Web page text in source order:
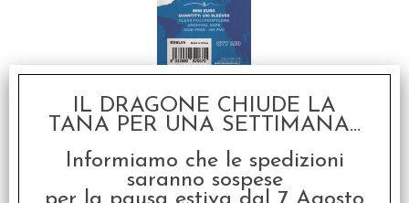
Bustine Protettive
45x68 mm (100) - Mini
Euro
€2,80
IL DRAGONE CHIUDE LA
TANA PER UNA SETTIMANA...
Informiamo che le spedizioni
saranno sospese